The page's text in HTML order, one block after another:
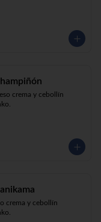
crema y cebollín
crema y cebollín